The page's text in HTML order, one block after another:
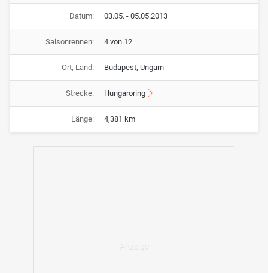
Datum: 03.05. - 05.05.2013
Saisonrennen: 4 von 12
Ort, Land: Budapest, Ungarn
Strecke: Hungaroring
Länge: 4,381 km